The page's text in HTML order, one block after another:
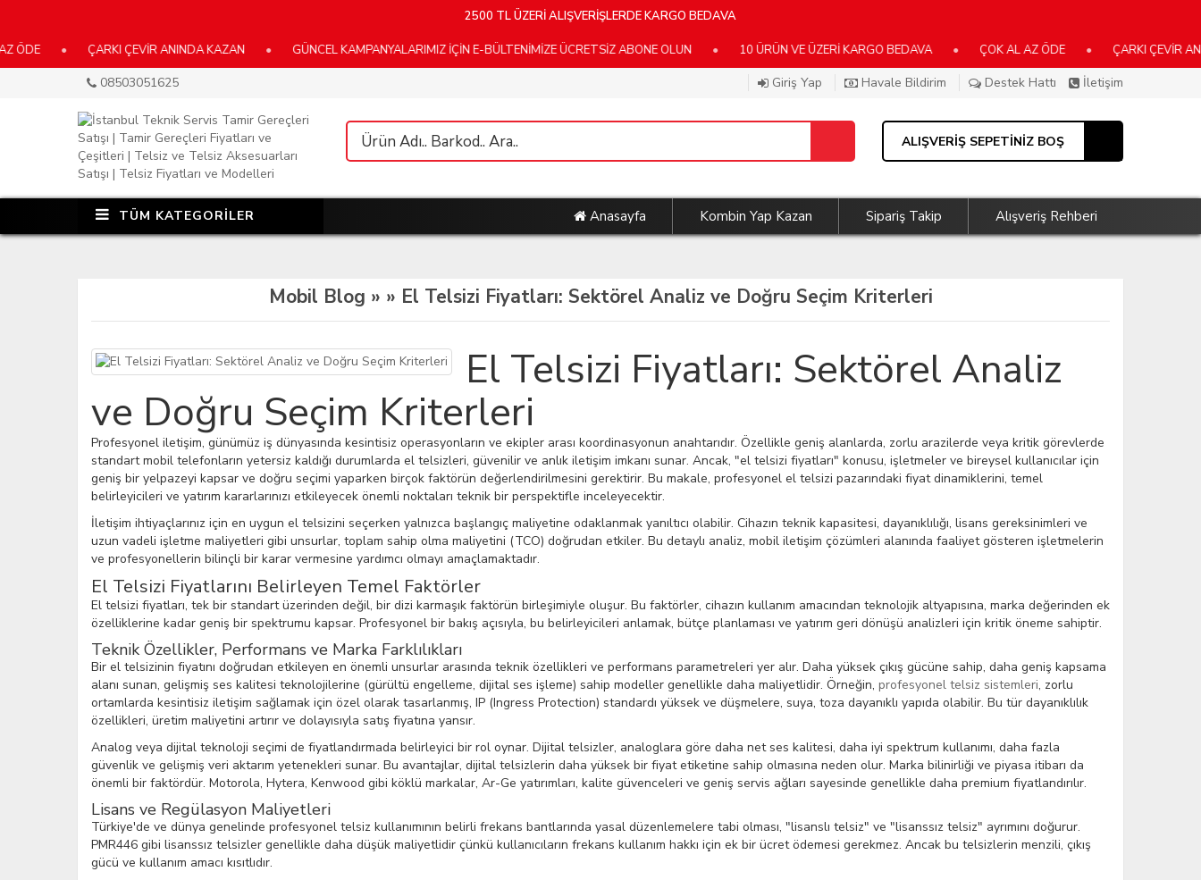
2500 TL ÜZERİ ALIŞVERİŞLERDE KARGO BEDAVA
• ÇARKI ÇEVİR ANINDA KAZAN • GÜNCEL KAMPANYALARIMIZ İÇİN E-BÜLTENİMİZE ÜCRETSİZ ABONE OLUN • 10 ÜRÜN VE ÜZERİ KARGO BEDAVA • ÇOK AL AZ ÖDE • ÇARKI ÇEVİR ANINDA
08503051625 Giriş Yap Havale Bildirim Destek Hattı İletişim
ALIŞVERİŞ SEPETİNİZ BOŞ
TÜM KATEGORİLER Anasayfa Kombin Yap Kazan Sipariş Takip Alışveriş Rehberi
Mobil Blog » » El Telsizi Fiyatları: Sektörel Analiz ve Doğru Seçim Kriterleri
El Telsizi Fiyatları: Sektörel Analiz
ve Doğru Seçim Kriterleri
Profesyonel iletişim, günümüz iş dünyasında kesintisiz operasyonların ve ekipler arası koordinasyonun anahtarıdır. Özellikle geniş alanlarda, zorlu arazilerde veya kritik görevlerde
standart mobil telefonların yetersiz kaldığı durumlarda el telsizleri, güvenilir ve anlık iletişim imkanı sunar. Ancak, "el telsizi fiyatları" konusu, işletmeler ve bireysel kullanıcılar için
geniş bir yelpazeyi kapsar ve doğru seçimi yaparken birçok faktörün değerlendirilmesini gerektirir. Bu makale, profesyonel el telsizi pazarındaki fiyat dinamiklerini, temel
belirleyicileri ve yatırım kararlarınızı etkileyecek önemli noktaları teknik bir perspektifle inceleyecektir.
İletişim ihtiyaçlarınız için en uygun el telsizini seçerken yalnızca başlangıç maliyetine odaklanmak yanıltıcı olabilir. Cihazın teknik kapasitesi, dayanıklılığı, lisans gereksinimleri ve
uzun vadeli işletme maliyetleri gibi unsurlar, toplam sahip olma maliyetini (TCO) doğrudan etkiler. Bu detaylı analiz, mobil iletişim çözümleri alanında faaliyet gösteren işletmelerin
ve profesyonellerin bilinçli bir karar vermesine yardımcı olmayı amaçlamaktadır.
El Telsizi Fiyatlarını Belirleyen Temel Faktörler
El telsizi fiyatları, tek bir standart üzerinden değil, bir dizi karmaşık faktörün birleşimiyle oluşur. Bu faktörler, cihazın kullanım amacından teknolojik altyapısına, marka değerinden ek
özelliklerine kadar geniş bir spektrumu kapsar. Profesyonel bir bakış açısıyla, bu belirleyicileri anlamak, bütçe planlaması ve yatırım geri dönüşü analizleri için kritik öneme sahiptir.
Teknik Özellikler, Performans ve Marka Farklılıkları
Bir el telsizinin fiyatını doğrudan etkileyen en önemli unsurlar arasında teknik özellikleri ve performans parametreleri yer alır. Daha yüksek çıkış gücüne sahip, daha geniş kapsama
alanı sunan, gelişmiş ses kalitesi teknolojilerine (gürültü engelleme, dijital ses işleme) sahip modeller genellikle daha maliyetlidir. Örneğin, profesyonel telsiz sistemleri, zorlu
ortamlarda kesintisiz iletişim sağlamak için özel olarak tasarlanmış, IP (Ingress Protection) standardı yüksek ve düşmelere, suya, toza dayanıklı yapıda olabilir. Bu tür dayanıklılık
özellikleri, üretim maliyetini artırır ve dolayısıyla satış fiyatına yansır.
Analog veya dijital teknoloji seçimi de fiyatlandırmada belirleyici bir rol oynar. Dijital telsizler, analoglara göre daha net ses kalitesi, daha iyi spektrum kullanımı, daha fazla
güvenlik ve gelişmiş veri aktarım yetenekleri sunar. Bu avantajlar, dijital telsizlerin daha yüksek bir fiyat etiketine sahip olmasına neden olur. Marka bilinirliği ve piyasa itibarı da
önemli bir faktördür. Motorola, Hytera, Kenwood gibi köklü markalar, Ar-Ge yatırımları, kalite güvenceleri ve geniş servis ağları sayesinde genellikle daha premium fiyatlandırılır.
Lisans ve Regülasyon Maliyetleri
Türkiye'de ve dünya genelinde profesyonel telsiz kullanımının belirli frekans bantlarında yasal düzenlemelere tabi olması, "lisanslı telsiz" ve "lisanssız telsiz" ayrımını doğurur.
PMR446 gibi lisanssız telsizler genellikle daha düşük maliyetlidir çünkü kullanıcıların frekans kullanım hakkı için ek bir ücret ödemesi gerekmez. Ancak bu telsizlerin menzili, çıkış
gücü ve kullanım amacı kısıtlıdır.